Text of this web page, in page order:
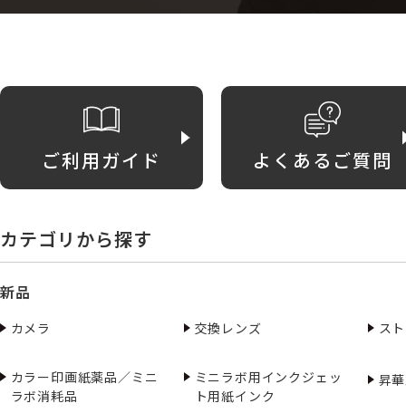
ご利用ガイド よくあるご質問
カテゴリから探す
新品
カメラ 交換レンズ ス
カラー印画紙薬品／ミニ
ラボ消耗品
ミニラボ用インクジェッ
ト用紙インク
昇